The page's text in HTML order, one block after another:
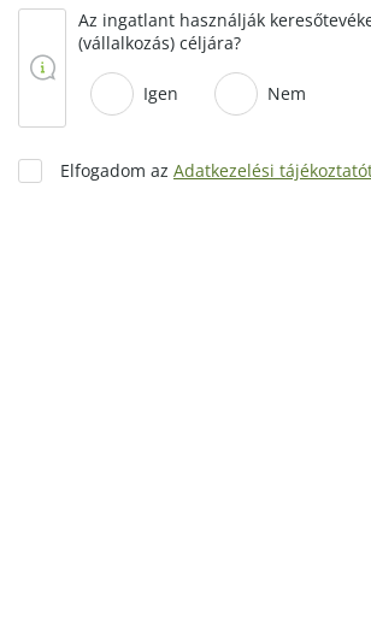
Az ingatlant használják
(vállalkozás) céljára?
Igen Nem
Elfogadom az Adatkezelési